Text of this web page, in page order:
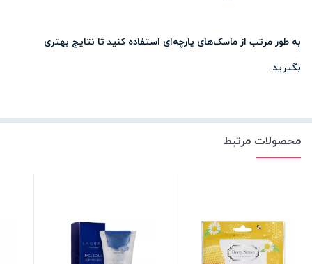
به طور مرتب از ماسک‌های پارچه‌ای استفاده کنید تا نتایج بهتری
بگیرید.
محصولات مرتبط